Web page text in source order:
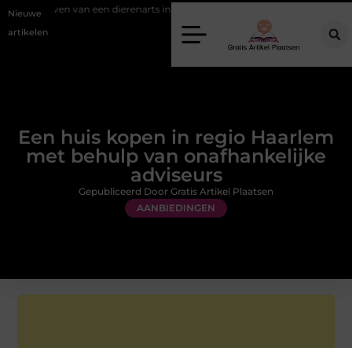
Nieuwe
artikelen
een dierenarts in Arnhem Stijlvolle en passende galajurken
Een huis kopen in regio Haarlem
met behulp van onafhankelijke
adviseurs
AANBIEDINGEN
Gepubliceerd Door Gratis Artikel Plaatsen